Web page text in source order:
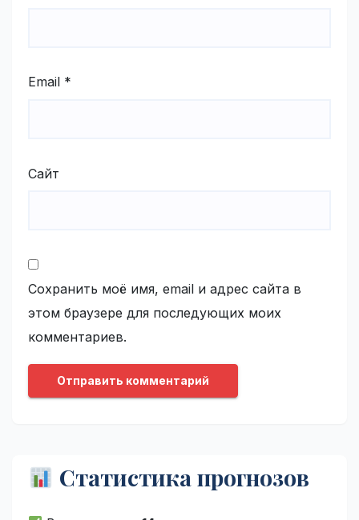
Email *
Сайт
Сохранить моё имя, email и адрес сайта в
этом браузере для последующих моих
комментариев.
Статистика прогнозов